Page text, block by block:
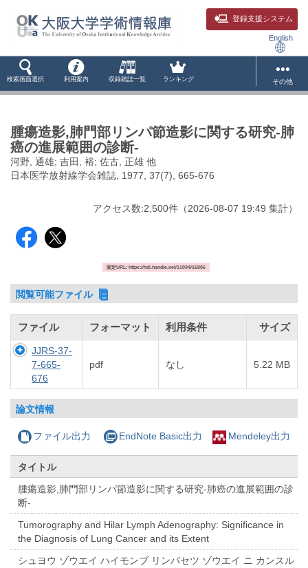
登録支援システム
English
検索画面選択 利用案内 収録雑誌一覧 ランキング その他
腫瘍造影,肺門部リンパ節造影に関する研究-肺
癌の進展範囲の診断-
河野, 通雄; 吉田, 裕; 佐古, 正雄 他
日本医学放射線学会雑誌, 1977, 37(7), 665-676
アクセス数:2,500件 （2026-08-07 19:49 集計）
固定URL: https://hdl.handle.net/11094/16806
閲覧可能ファイル
ファイル フォーマット 利用条件 サイズ
JJRS-37-
7-665-
676
pdf なし 5.22 MB
論文情報
ファイル出力 EndNote Basic出力 Mendeley出力
タイトル
腫瘍造影,肺門部リンパ節造影に関する研究-肺癌の進展範囲の診
断-
Tumorography and Hilar Lymph Adenography: Significance in
the Diagnosis of Lung Cancer and its Extent
シュヨウ ゾウエイ ハイモンブ リンパセツ ゾウエイ ニ カンスル